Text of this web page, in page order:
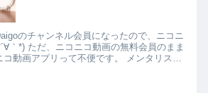
のチャンネル会員になったので、ニコニ
料会員のまま
アプリって不便です。 メンタリスト